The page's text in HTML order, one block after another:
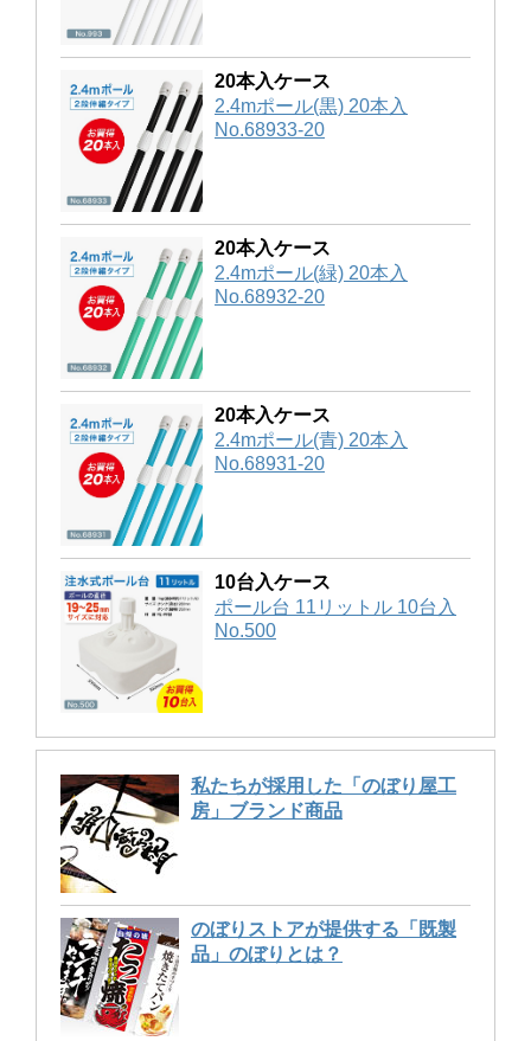
20本入ケース
2.4mポール(黒) 20本入
No.68933-20
20本入ケース
2.4mポール(緑) 20本入
No.68932-20
20本入ケース
2.4mポール(青) 20本入
No.68931-20
10台入ケース
ポール台 11リットル 10台入
No.500
私たちが採用した「のぼり屋工
房」ブランド商品
のぼりストアが提供する「既製
品」のぼりとは？